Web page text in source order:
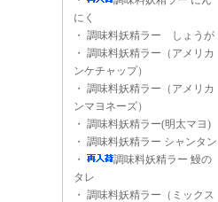
にく
・ 調味料妖精ラー しょうが
・ 調味料妖精ラー（アメリカ
ンケチャップ）
・ 調味料妖精ラー（アメリカ
ンマヨネーズ）
・ 調味料妖精ラー(明太マヨ)
・ 調味料妖精ラー シャンタン
・
調味料妖精ラー 鰻の
タレ
・ 調味料妖精ラー（ミックス